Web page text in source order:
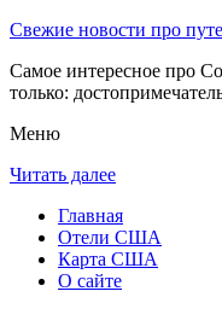
Свежие новости про
Самое интересное про
только:
Меню
Читать далее
Главная
Отели США
Карта США
О сайте